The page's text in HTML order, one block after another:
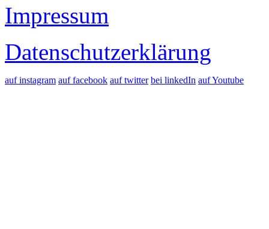
Impressum
Datenschutzerklärung
auf instagram auf facebook auf twitter bei linkedIn auf Youtube